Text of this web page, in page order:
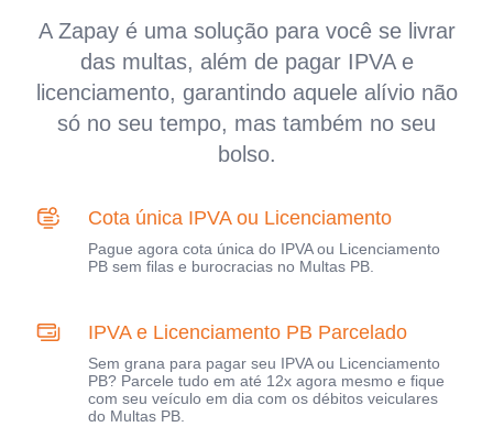
A Zapay é uma solução para você se livrar
das multas, além de pagar IPVA e
licenciamento, garantindo aquele alívio não
só no seu tempo, mas também no seu
bolso.
Cota única IPVA ou Licenciamento
Pague agora cota única do IPVA ou Licenciamento
PB sem filas e burocracias no Multas PB.
IPVA e Licenciamento PB Parcelado
Sem grana para pagar seu IPVA ou Licenciamento
PB? Parcele tudo em até 12x agora mesmo e fique
com seu veículo em dia com os débitos veiculares
do Multas PB.